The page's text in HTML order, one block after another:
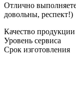
Отлично
довольны, респект!)
Качество продукции
Уровень сервиса
Срок изготовления